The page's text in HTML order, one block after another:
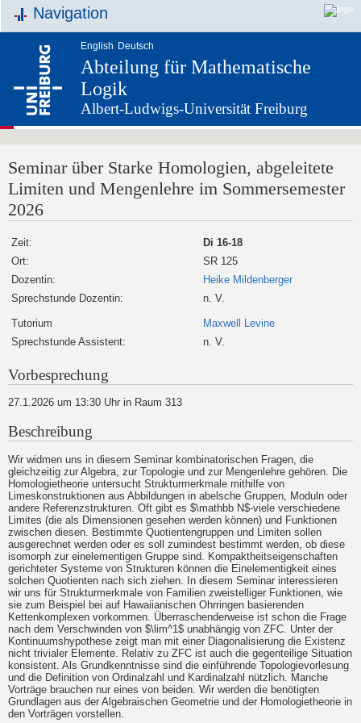
Navigation
English Deutsch
Abteilung für Mathematische
Logik
Albert-Ludwigs-Universität Freiburg
Seminar über Starke Homologien, abgeleitete
Limiten und Mengenlehre im Sommersemester
2026
Zeit:
Di 16-18
Ort:
SR 125
Dozentin:
Heike Mildenberger
Sprechstunde Dozentin:
n. V.
Tutorium
Maxwell Levine
Sprechstunde Assistent:
n. V.
Vorbesprechung
27.1.2026 um 13:30 Uhr in Raum 313
Beschreibung
Wir widmen uns in diesem Seminar kombinatorischen Fragen, die
gleichzeitig zur Algebra, zur Topologie und zur Mengenlehre gehören. Die
Homologietheorie untersucht Strukturmerkmale mithilfe von
Limeskonstruktionen aus Abbildungen in abelsche Gruppen, Moduln oder
andere Referenzstrukturen. Oft gibt es $\mathbb N$-viele verschiedene
Limites (die als Dimensionen gesehen werden können) und Funktionen
zwischen diesen. Bestimmte Quotientengruppen und Limiten sollen
ausgerechnet werden oder es soll zumindest bestimmt werden, ob diese
isomorph zur einelementigen Gruppe sind. Kompaktheitseigenschaften
gerichteter Systeme von Strukturen können die Einelementigkeit eines
solchen Quotienten nach sich ziehen. In diesem Seminar interessieren
wir uns für Strukturmerkmale von Familien zweistelliger Funktionen, wie
sie zum Beispiel bei auf Hawaiianischen Ohrringen basierenden
Kettenkomplexen vorkommen. Überraschenderweise ist schon die Frage
nach dem Verschwinden von $\lim^1$ unabhängig von ZFC. Unter der
Kontinuumshypothese zeigt man mit einer Diagonalisierung die Existenz
nicht trivialer Elemente. Relativ zu ZFC ist auch die gegenteilige Situation
konsistent. Als Grundkenntnisse sind die einführende Topologievorlesung
und die Definition von Ordinalzahl und Kardinalzahl nützlich. Manche
Vorträge brauchen nur eines von beiden. Wir werden die benötigten
Grundlagen aus der Algebraischen Geometrie und der Homologietheorie in
den Vorträgen vorstellen.